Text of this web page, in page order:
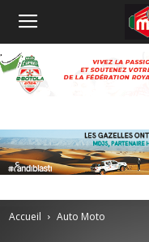
Accueil Auto Moto